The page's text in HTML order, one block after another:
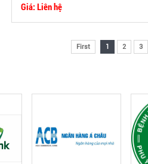
Giá: Liên hệ
First 1 2 3